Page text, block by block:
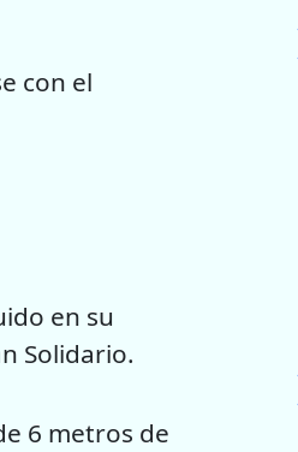
con el
en su
Solidario.
6 metros de